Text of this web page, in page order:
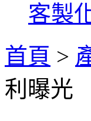
客製
首頁 >
利曝光